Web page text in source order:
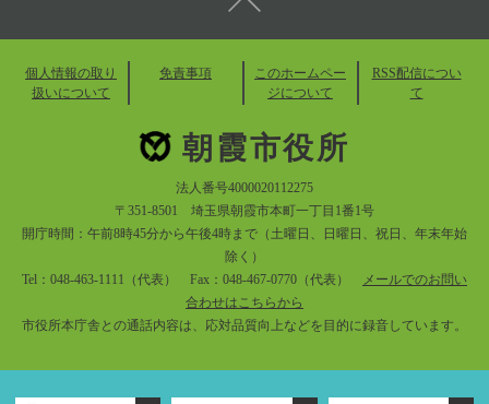
個人情報の取り
扱いについて
免責事項
このホームペー
ジについて
RSS配信につい
て
朝霞市役所
法人番号4000020112275
〒351-8501 埼玉県朝霞市本町一丁目1番1号
開庁時間：午前8時45分から午後4時まで（土曜日、日曜日、祝日、年末年始
除く）
Tel：048-463-1111（代表） Fax：048-467-0770（代表）
メールでのお問い
合わせはこちらから
市役所本庁舎との通話内容は、応対品質向上などを目的に録音しています。